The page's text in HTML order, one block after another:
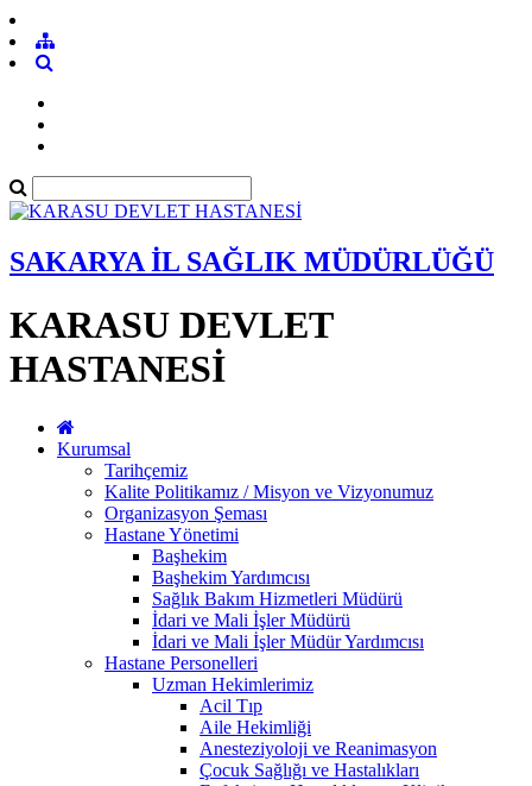
SAKARYA İL SAĞLIK MÜDÜRLÜĞÜ
KARASU DEVLET
HASTANESİ
Kurumsal
Tarihçemiz
Kalite Politikamız / Misyon ve Vizyonumuz
Organizasyon Şeması
Hastane Yönetimi
Başhekim
Başhekim Yardımcısı
Sağlık Bakım Hizmetleri Müdürü
İdari ve Mali İşler Müdürü
İdari ve Mali İşler Müdür Yardımcısı
Hastane Personelleri
Uzman Hekimlerimiz
Acil Tıp
Aile Hekimliği
Anesteziyoloji ve Reanimasyon
Çocuk Sağlığı ve Hastalıkları